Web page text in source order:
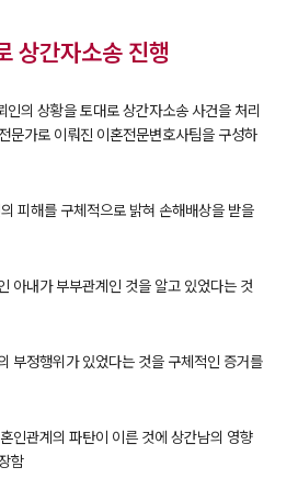
상간자소송 진행
인의 상황을 토대로 상간자소송 사건을 처리
문가로 이뤄진 이혼전문변호사팀을 구성하
피해를 구체적으로 밝혀 손해배상을 받을
아내가 부부관계인 것을 알고 있었다는 것
부정행위가 있었다는 것을 구체적인 증거를
인관계의 파탄이 이른 것에 상간남의 영향
함